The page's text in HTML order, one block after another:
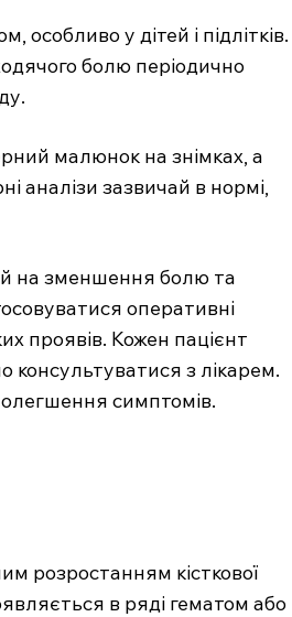
Медичні книги
у дітей і підлітків.
болю періодично
малюнок на знімках, а
аналізи зазвичай в нормі,
на зменшення болю та
оперативні
проявів. Кожен пацієнт
консультуватися з лікарем.
симптомів.
розростанням кісткової
в ряді гематом або